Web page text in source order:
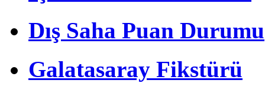
Dış Saha Puan Durumu
Galatasaray Fikstürü